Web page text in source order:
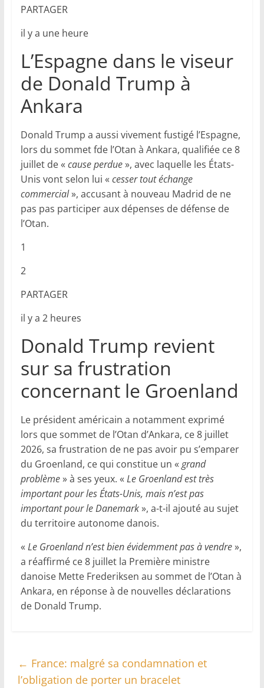
PARTAGER
il y a une heure
L’Espagne dans le viseur
de Donald Trump à
Ankara
Donald Trump a aussi vivement fustigé l’Espagne,
lors du sommet fde l’Otan à Ankara, qualifiée ce 8
juillet de « cause perdue», avec laquelle les États-
Unis vont selon lui « cesser tout échange
commercial», accusant à nouveau Madrid de ne
pas pas participer aux dépenses de défense de
l’Otan.
1
2
PARTAGER
il y a 2 heures
Donald Trump revient
sur sa frustration
concernant le Groenland
Le président américain a notamment exprimé
lors que sommet de l’Otan d’Ankara, ce 8 juillet
2026, sa frustration de ne pas avoir pu s’emparer
du Groenland, ce qui constitue un « grand
problème» à ses yeux. « Le Groenland est très
important pour les États-Unis, mais n’est pas
important pour le Danemark», a-t-il ajouté au sujet
du territoire autonome danois.
« Le Groenland n’est bien évidemment pas à vendre»,
a réaffirmé ce 8 juillet la Première ministre
danoise Mette Frederiksen au sommet de l’Otan à
Ankara, en réponse à de nouvelles déclarations
de Donald Trump.
← France: malgré sa condamnation et
l’obligation de porter un bracelet